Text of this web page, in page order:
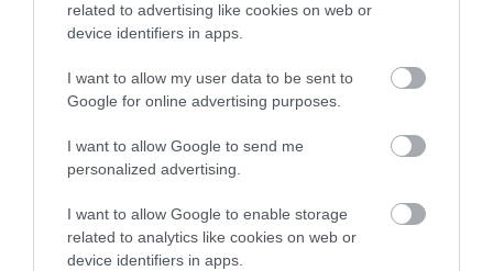
related to advertising like cookies on web or
device identifiers in apps.
I want to allow my user data to be sent to
Google for online advertising purposes.
I want to allow Google to send me
personalized advertising.
I want to allow Google to enable storage
related to analytics like cookies on web or
device identifiers in apps.
επιλέγετε καθαριστικά τύπου Viakal.
εξαρτημάτων και ανταλλακτικών.
Ακολουθεί το σχεδιάγραμμα της καμπίνας και οι
προσαρμογές της.